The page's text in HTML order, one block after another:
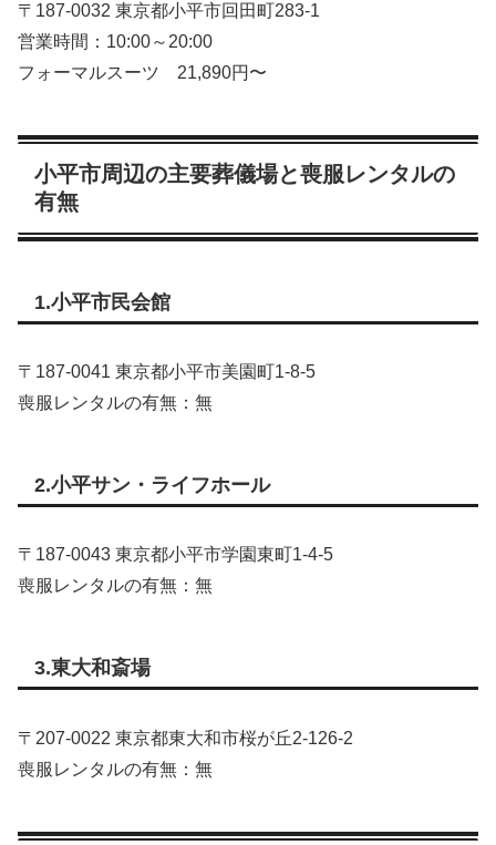
〒187-0032 東京都小平市回田町283-1
営業時間：10:00～20:00
フォーマルスーツ 21,890円〜
小平市周辺の主要葬儀場と喪服レンタルの
有無
1.小平市民会館
〒187-0041 東京都小平市美園町1-8-5
喪服レンタルの有無：無
2.小平サン・ライフホール
〒187-0043 東京都小平市学園東町1-4-5
喪服レンタルの有無：無
3.東大和斎場
〒207-0022 東京都東大和市桜が丘2-126-2
喪服レンタルの有無：無